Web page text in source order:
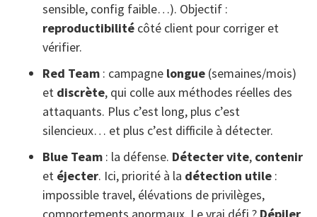
sensible, config faible…). Objectif :
reproductibilité côté client pour corriger et
vérifier.
Red Team : campagne longue (semaines/mois)
et discrète, qui colle aux méthodes réelles des
attaquants. Plus c’est long, plus c’est
silencieux… et plus c’est difficile à détecter.
Blue Team : la défense. Détecter vite, contenir
et éjecter. Ici, priorité à la détection utile :
impossible travel, élévations de privilèges,